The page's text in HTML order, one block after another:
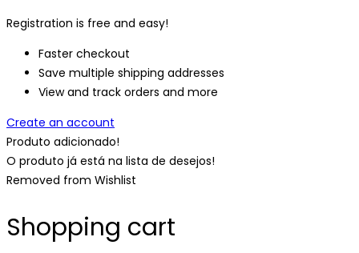
Registration is free and easy!
Faster checkout
Save multiple shipping addresses
View and track orders and more
Create an account
Produto adicionado!
O produto já está na lista de desejos!
Removed from Wishlist
Shopping cart